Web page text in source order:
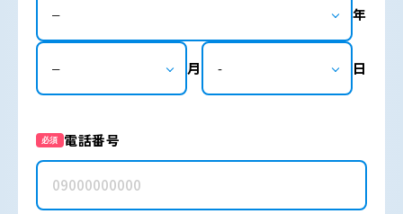
年
月 日
必須 電話番号